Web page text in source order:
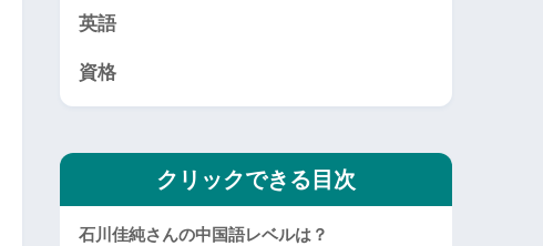
英語
資格
クリックできる目次
石川佳純さんの中国語レベルは？